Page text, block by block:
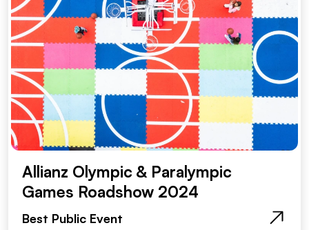
Allianz Olympic & Paralympic
Games Roadshow 2024
Best Public Event